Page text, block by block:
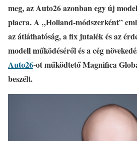
meg, az Auto26 azonban egy új
piacra. A „Holland-módszerként”
az átláthatóság, a fix jutalék és az
modell működéséről és a cég
Auto26-ot működtető Magnifica
beszélt.